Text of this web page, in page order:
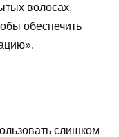
волосах,
обеспечить
слишком